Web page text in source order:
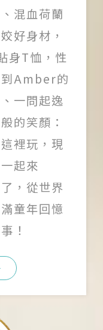
混血荷蘭
好身材，
身T恤，性
到Amber的
一問起逸
的笑顏：
裡玩，現
起來
，從世界
童年回憶
！